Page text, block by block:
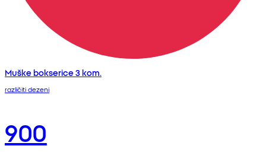
Muške bokserice 3 kom.
različiti dezeni
900